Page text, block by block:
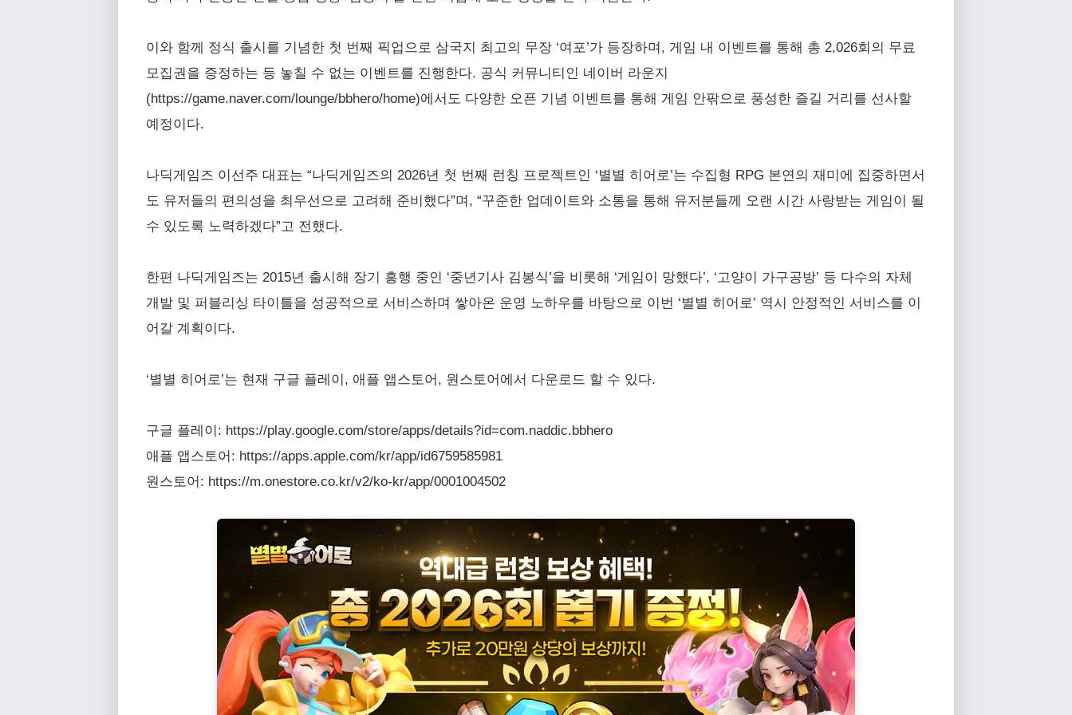
이와 함께 정식 출시를 기념한 첫 번째 픽업으로 삼국지 최고의 무장 ‘여포’가 등장하며, 게임 내 이벤트를 통해 총 2,026회의 무료
모집권을 증정하는 등 놓칠 수 없는 이벤트를 진행한다. 공식 커뮤니티인 네이버 라운지
(https://game.naver.com/lounge/bbhero/home)에서도 다양한 오픈 기념 이벤트를 통해 게임 안팎으로 풍성한 즐길 거리를 선사할
예정이다.
나딕게임즈 이선주 대표는 “나딕게임즈의 2026년 첫 번째 런칭 프로젝트인 ‘별별 히어로’는 수집형 RPG 본연의 재미에 집중하면서
도 유저들의 편의성을 최우선으로 고려해 준비했다”며, “꾸준한 업데이트와 소통을 통해 유저분들께 오랜 시간 사랑받는 게임이 될
수 있도록 노력하겠다”고 전했다.
한편 나딕게임즈는 2015년 출시해 장기 흥행 중인 ‘중년기사 김봉식’을 비롯해 ‘게임이 망했다’, ‘고양이 가구공방’ 등 다수의 자체
개발 및 퍼블리싱 타이틀을 성공적으로 서비스하며 쌓아온 운영 노하우를 바탕으로 이번 ‘별별 히어로’ 역시 안정적인 서비스를 이
어갈 계획이다.
‘별별 히어로’는 현재 구글 플레이, 애플 앱스토어, 원스토어에서 다운로드 할 수 있다.
구글 플레이: https://play.google.com/store/apps/details?id=com.naddic.bbhero
애플 앱스토어: https://apps.apple.com/kr/app/id6759585981
원스토어: https://m.onestore.co.kr/v2/ko-kr/app/0001004502